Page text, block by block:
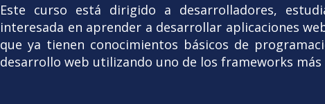
Este curso está dirigido a desarrolladores,
interesada en aprender a desarrollar aplicaciones
que ya tienen conocimientos básicos de
desarrollo web utilizando uno de los frameworks